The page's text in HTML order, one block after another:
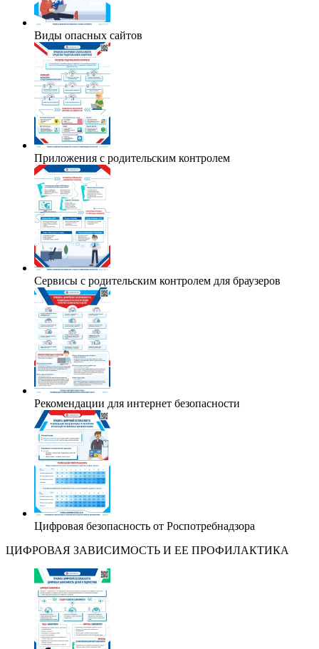
Виды опасных сайтов
Приложения с родительским контролем
Сервисы с родительским контролем для браузеров
Рекомендации для интернет безопасности
Цифровая безопасность от Роспотребнадзора
ЦИФРОВАЯ ЗАВИСИМОСТЬ И ЕЕ ПРОФИЛАКТИКА